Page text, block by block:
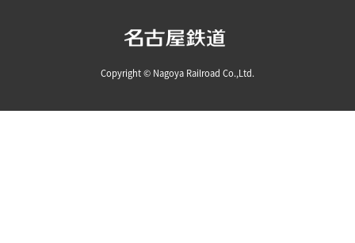
Copyright © Nagoya Railroad Co.,Ltd.